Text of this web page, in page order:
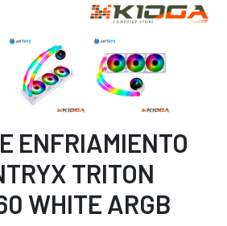
ENFRIAMIENTO
TRITON
WHITE ARGB